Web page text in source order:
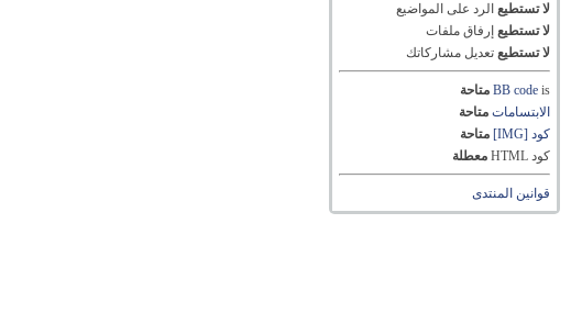
لا تستطيع الرد على المواضيع
لا تستطيع إرفاق ملفات
لا تستطيع تعديل مشاركاتك
BB codeis
متاحة
الابتسامات متاحة
كود [IMG]
متاحة
كود HTML
معطلة
قوانين المنتدى